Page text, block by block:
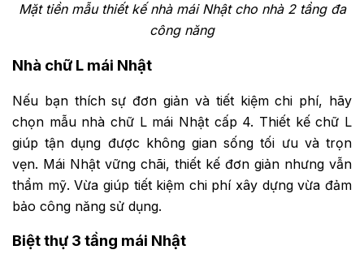
Mặt tiền mẫu thiết kế nhà mái Nhật cho nhà 2 tầng đa
công năng
Nhà chữ L mái Nhật
Nếu bạn thích sự đơn giản và tiết kiệm chi phí, hãy
chọn mẫu nhà chữ L mái Nhật cấp 4. Thiết kế chữ L
giúp tận dụng được không gian sống tối ưu và trọn
vẹn. Mái Nhật vững chãi, thiết kế đơn giản nhưng vẫn
thẩm mỹ. Vừa giúp tiết kiệm chi phí xây dựng vừa đảm
bảo công năng sử dụng.
Biệt thự 3 tầng mái Nhật